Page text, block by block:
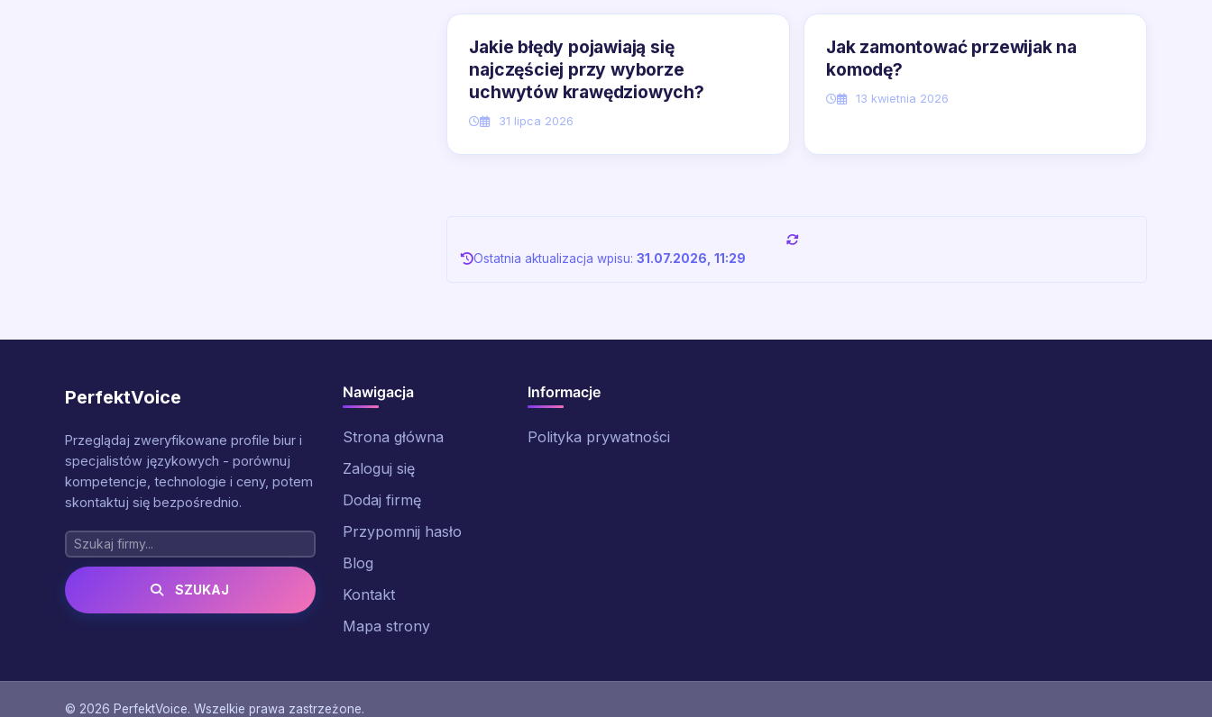
Jakie błędy pojawiają się
najczęściej przy wyborze
uchwytów krawędziowych?
31 lipca 2026
Jak zamontować przewijak na
komodę?
13 kwietnia 2026
Ostatnia aktualizacja wpisu:31.07.2026, 11:29
PerfektVoice
Przeglądaj zweryfikowane profile biur i
specjalistów językowych - porównuj
kompetencje, technologie i ceny, potem
skontaktuj się bezpośrednio.
SZUKAJ
Nawigacja
Strona główna
Zaloguj się
Dodaj firmę
Przypomnij hasło
Blog
Kontakt
Mapa strony
Informacje
Polityka prywatności
© 2026 PerfektVoice. Wszelkie prawa zastrzeżone.